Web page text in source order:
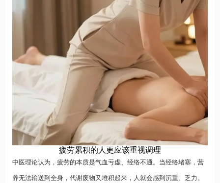
疲劳累积的人更应该重视调理
中医理论认为，疲劳的本质是气血亏虚、经络不通。当经络堵塞，营
养无法输送到全身，代谢废物又堆积起来，人就会感到沉重、乏力。